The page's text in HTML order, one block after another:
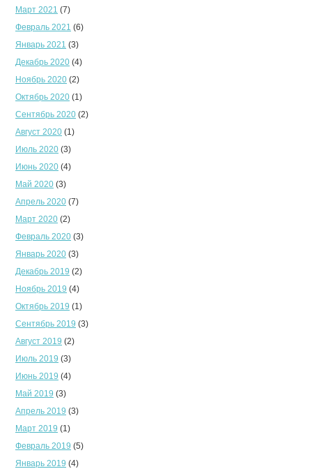
Март 2021 (7)
Февраль 2021 (6)
Январь 2021 (3)
Декабрь 2020 (4)
Ноябрь 2020 (2)
Октябрь 2020 (1)
Сентябрь 2020 (2)
Август 2020 (1)
Июль 2020 (3)
Июнь 2020 (4)
Май 2020 (3)
Апрель 2020 (7)
Март 2020 (2)
Февраль 2020 (3)
Январь 2020 (3)
Декабрь 2019 (2)
Ноябрь 2019 (4)
Октябрь 2019 (1)
Сентябрь 2019 (3)
Август 2019 (2)
Июль 2019 (3)
Июнь 2019 (4)
Май 2019 (3)
Апрель 2019 (3)
Март 2019 (1)
Февраль 2019 (5)
Январь 2019 (4)